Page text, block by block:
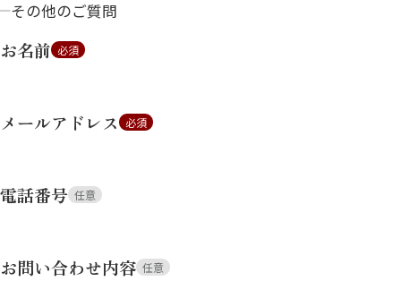
その他のご質問
お名前 必須
メールアドレス 必須
電話番号 任意
お問い合わせ内容 任意